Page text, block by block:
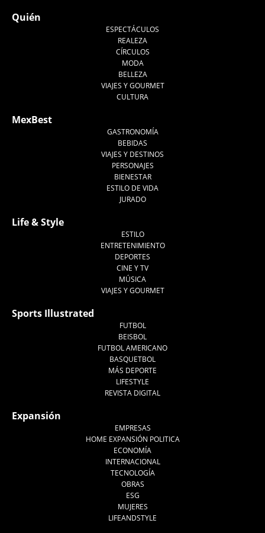
Quién
ESPECTÁCULOS
REALEZA
CÍRCULOS
MODA
BELLEZA
VIAJES Y GOURMET
CULTURA
MexBest
GASTRONOMÍA
BEBIDAS
VIAJES Y DESTINOS
PERSONAJES
BIENESTAR
ESTILO DE VIDA
JURADO
Life & Style
ESTILO
ENTRETENIMIENTO
DEPORTES
CINE Y TV
MÚSICA
VIAJES Y GOURMET
Sports Illustrated
FUTBOL
BEISBOL
FUTBOL AMERICANO
BASQUETBOL
MÁS DEPORTE
LIFESTYLE
REVISTA DIGITAL
Expansión
EMPRESAS
HOME EXPANSIÓN POLITICA
ECONOMÍA
INTERNACIONAL
TECNOLOGÍA
OBRAS
ESG
MUJERES
LIFEANDSTYLE